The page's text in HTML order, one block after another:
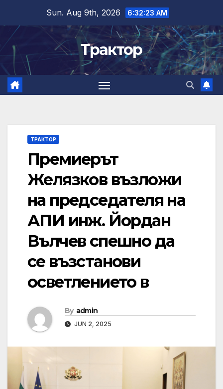
content
Sun. Aug 9th, 2026 6:32:24 AM
Трактор
ТРАКТОР
Премиерът
Желязков възложи
на председателя на
АПИ инж. Йордан
Вълчев спешно да
се възстанови
осветлението в
By admin
JUN 2, 2025